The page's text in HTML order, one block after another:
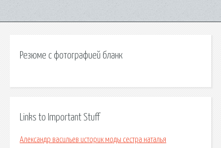
Резюме с фотографией бланк
Links to Important Stuff
Александр васильев историк моды сестра наталья